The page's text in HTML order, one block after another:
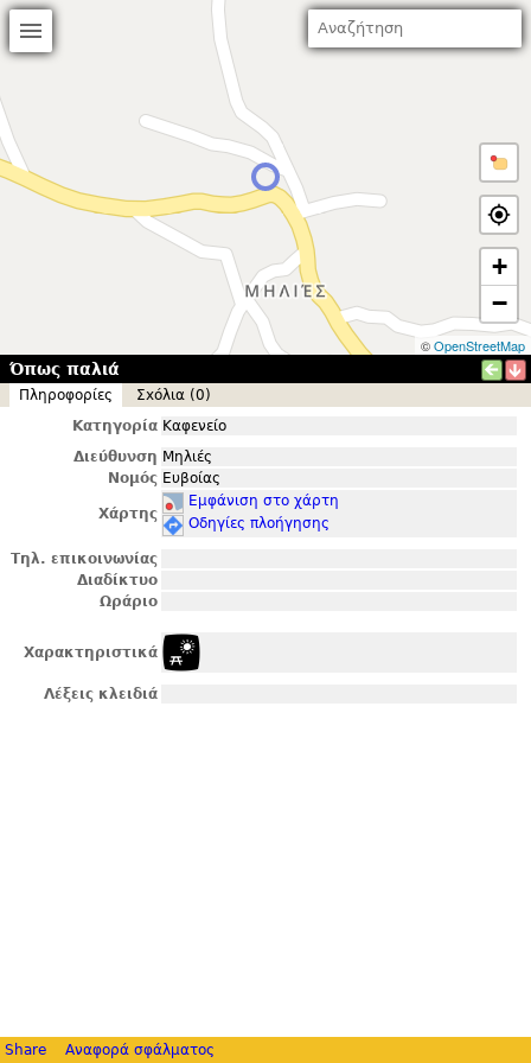
+
−
©OpenStreetMap
Όπως παλιά
Πληροφορίες
Σxόλια (0)
Κατηγορία Καφενείο
Διεύθυνση Μηλιές
Νομός Ευβοίας
Χάρτης
Εμφάνιση στο χάρτη
Οδηγίες πλοήγησης
Τηλ. επικοινωνίας
Διαδίκτυο
Ωράριο
Χαρακτηριστικά
Λέξεις κλειδιά
Share Αναφορά σφάλματος